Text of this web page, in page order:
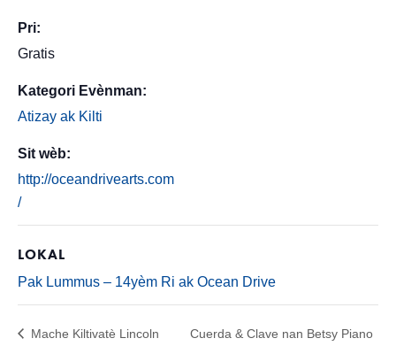
Pri:
Gratis
Kategori Evènman:
Atizay ak Kilti
Sit wèb:
http://oceandrivearts.com
/
LOKAL
Pak Lummus – 14yèm Ri ak Ocean Drive
Mache Kiltivatè Lincoln Cuerda & Clave nan Betsy Piano